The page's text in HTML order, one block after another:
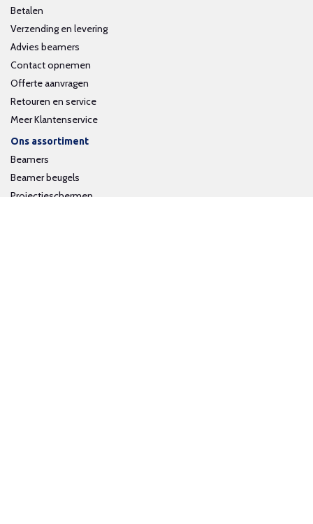
Betalen
Verzending en levering
Advies beamers
Contact opnemen
Offerte aanvragen
Retouren en service
Meer Klantenservice
Ons assortiment
Beamers
Beamer beugels
Projectieschermen